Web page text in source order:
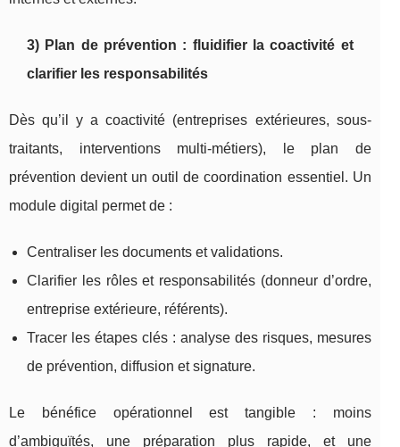
3) Plan de prévention : fluidifier la coactivité et
clarifier les responsabilités
Dès qu’il y a coactivité (entreprises extérieures, sous-
traitants, interventions multi-métiers), le plan de
prévention devient un outil de coordination essentiel. Un
module digital permet de :
Centraliser les documents et validations.
Clarifier les rôles et responsabilités (donneur d’ordre,
entreprise extérieure, référents).
Tracer les étapes clés : analyse des risques, mesures
de prévention, diffusion et signature.
Le bénéfice opérationnel est tangible : moins
d’ambiguïtés, une préparation plus rapide, et une